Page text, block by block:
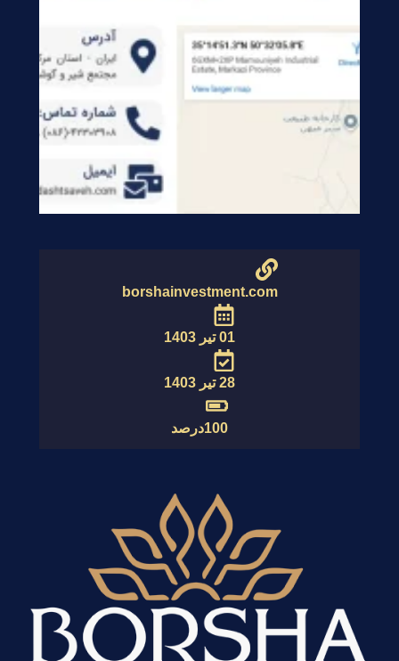
borshainvestment.com
01 تیر 1403
28 تیر 1403
100درصد